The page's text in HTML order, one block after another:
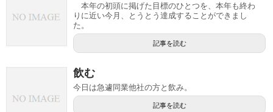
本年の初頭に掲げた目標のひとつを、本年も終わ
りに近い今月、とうとう達成することができまし
た。
記事を読む
飲む
今日は急遽同業他社の方と飲み。
記事を読む